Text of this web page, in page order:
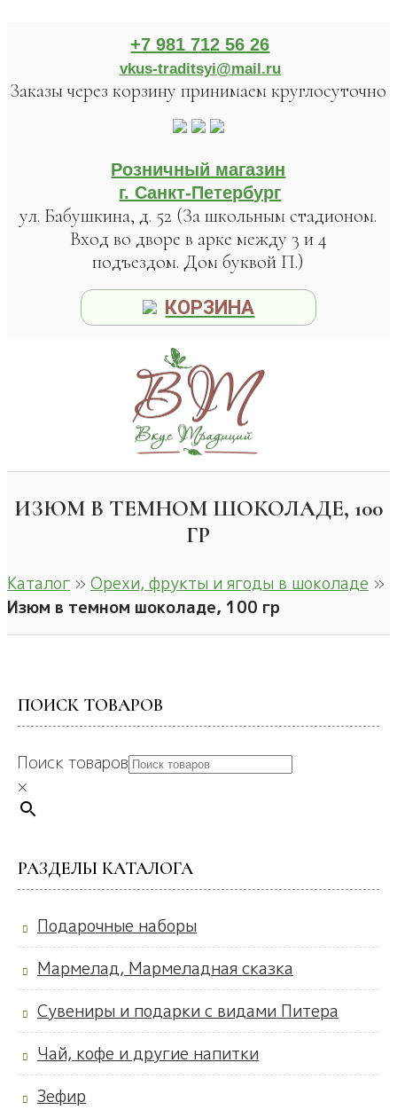
+7 981 712 56 26
vkus-traditsyi@mail.ru
Заказы через корзину принимаем круглосуточно
Розничный магазин
г. Санкт-Петербург
ул. Бабушкина, д. 52 (За школьным стадионом.
Вход во дворе в арке между 3 и 4
подъездом. Дом буквой П.)
КОРЗИНА
ИЗЮМ В ТЕМНОМ ШОКОЛАДЕ, 100
ГР
Каталог » Орехи, фрукты и ягоды в шоколаде »
Изюм в темном шоколаде, 100 гр
ПОИСК ТОВАРОВ
Поиск товаров
×
РАЗДЕЛЫ КАТАЛОГА
Подарочные наборы
Мармелад, Мармеладная сказка
Сувениры и подарки с видами Питера
Чай, кофе и другие напитки
Зефир